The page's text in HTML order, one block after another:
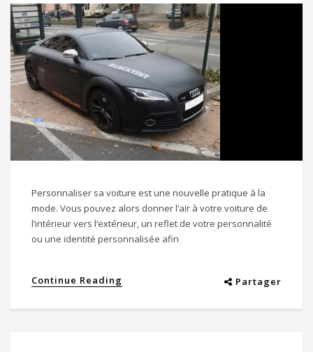
Personnaliser sa voiture est une nouvelle pratique à la
mode. Vous pouvez alors donner l’air à votre voiture de
l’intérieur vers l’extérieur, un reflet de votre personnalité
ou une identité personnalisée afin
Continue Reading Partager